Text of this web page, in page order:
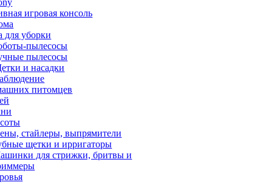
игровая консоль
для уборки
пылесосы
пылесосы
и насадки
питомцев
стайлеры, выпрямители
щетки и ирригаторы
для стрижки, бритвы и